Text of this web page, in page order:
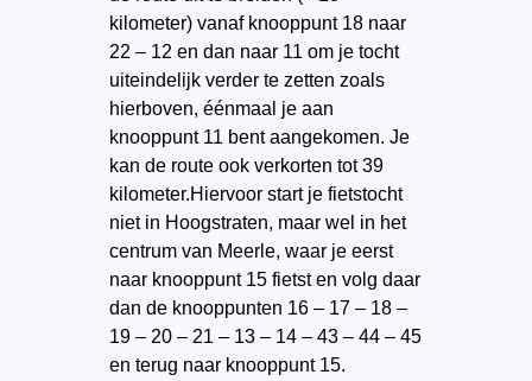
kilometer) vanaf knooppunt 18 naar
22 – 12 en dan naar 11 om je tocht
uiteindelijk verder te zetten zoals
hierboven, éénmaal je aan
knooppunt 11 bent aangekomen. Je
kan de route ook verkorten tot 39
kilometer.Hiervoor start je fietstocht
niet in Hoogstraten, maar wel in het
centrum van Meerle, waar je eerst
naar knooppunt 15 fietst en volg daar
dan de knooppunten 16 – 17 – 18 –
19 – 20 – 21 – 13 – 14 – 43 – 44 – 45
en terug naar knooppunt 15.